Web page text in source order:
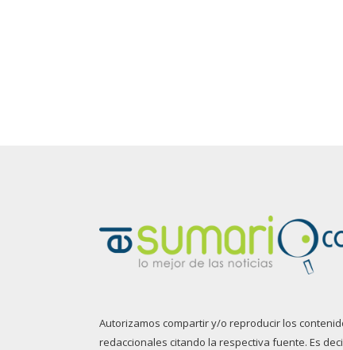
Autorizamos compartir y/o reproducir los
redaccionales citando la respectiva fuente. Es